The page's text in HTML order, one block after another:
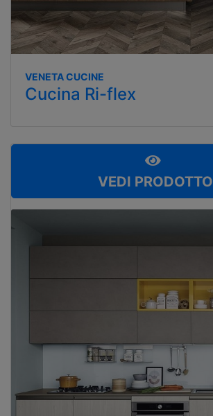
VENETA CUCINE
Cucina Ri-flex
VEDI PRODOTTO